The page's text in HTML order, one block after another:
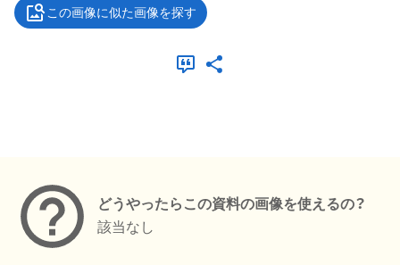
この画像に似た画像を探す
どうやったらこの資料の画像を使えるの？
該当なし